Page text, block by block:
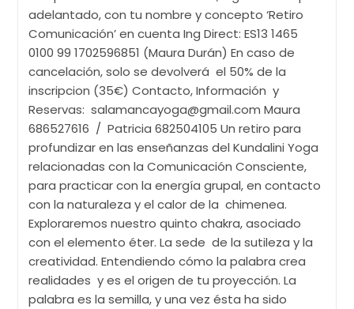
adelantado, con tu nombre y concepto ‘Retiro
Comunicación’ en cuenta Ing Direct: ES13 1465
0100 99 1702596851 (Maura Durán) En caso de
cancelación, solo se devolverá el 50% de la
inscripcion (35€) Contacto, Información y
Reservas: salamancayoga@gmail.com Maura
686527616 / Patricia 682504105 Un retiro para
profundizar en las enseñanzas del Kundalini Yoga
relacionadas con la Comunicación Consciente,
para practicar con la energía grupal, en contacto
con la naturaleza y el calor de la chimenea.
Exploraremos nuestro quinto chakra, asociado
con el elemento éter. La sede de la sutileza y la
creatividad. Entendiendo cómo la palabra crea
realidades y es el origen de tu proyección. La
palabra es la semilla, y una vez ésta ha sido